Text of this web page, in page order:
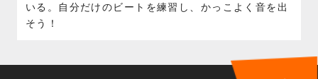
いる。自分だけのビートを練習し、かっこよく音を出
そう！